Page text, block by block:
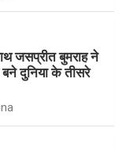
जसप्रीत बुमराह ने
दुनिया के तीसरे